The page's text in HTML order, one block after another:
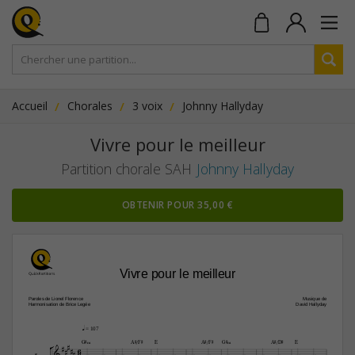
Accueil Chorales 3 voix Johnny Hallyday
Vivre pour le meilleur
Partition chorale SAH Johnny Hallyday
OBTENIR POUR 35,00 €

Vivre pour le meilleur
Musique de
David Hallyday
Paroles de Lionel Florence
Harmonisation de Brice Legée
q = 107
6
 G©‹ A©/F© E A©/F© G©‹ A©/D© E